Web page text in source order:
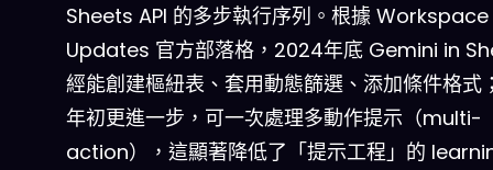
Sheets API 的多步執行序列。根據 Workspace
Updates 官方部落格，2024年底 Gemini in
經能創建樞紐表、套用動態篩選、添加條件格式
年初更進一步，可一次處理多動作提示（multi-
action），這顯著降低了「提示工程」的